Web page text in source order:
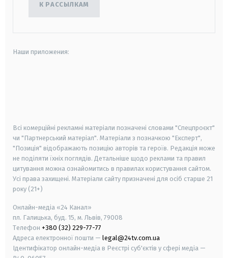
К РАССЫЛКАМ
Наши приложения:
Всі комерційні рекламні матеріали позначені словами "Спецпроєкт"
чи "Партнерський матеріал". Матеріали з позначкою "Експерт",
"Позиція" відображають позицію авторів та героїв. Редакція може
не поділяти їхніх поглядів. Детальніше щодо реклами та правил
цитування можна ознайомитись в правилах користування сайтом.
Усі права захищені. Матеріали сайту призначені для осіб старше 21
року (21+)
Онлайн-медіа «24 Канал»
пл. Галицька, буд. 15, м. Львів, 79008
Телефон +380 (32) 229-77-77
Адреса електронної пошти — legal@24tv.com.ua
Ідентифікатор онлайн-медіа в Реєстрі суб'єктів у сфері медіа —